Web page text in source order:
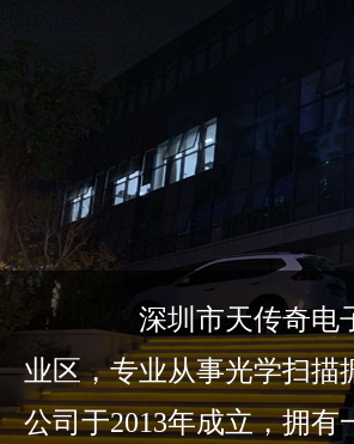
深圳市天传奇电子科
业区，专业从事光学扫描
公司于2013年成立，拥有